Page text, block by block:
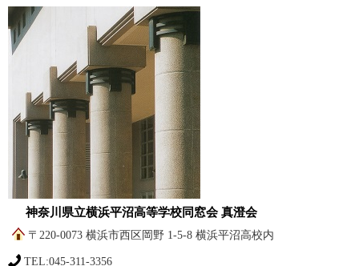
神奈川県立横浜平沼高等学校同窓会 真澄会
〒220-0073 横浜市西区岡野 1-5-8 横浜平沼高校内
TEL:045-311-3356